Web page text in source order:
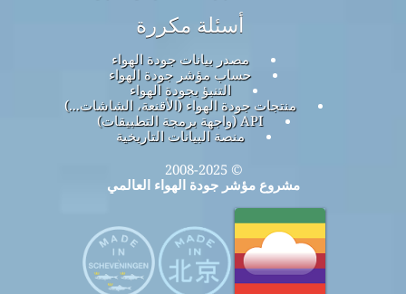
أسئلة مكررة
مصدر بيانات جودة الهواء
حساب مؤشر جودة الهواء
التنبؤ بجودة الهواء
منتجات جودة الهواء (الأقنعة، الشاشات...)
API (واجهة برمجة التطبيقات)
منصة البيانات التاريخية
© 2008-2025
مشروع مؤشر جودة الهواء العالمي